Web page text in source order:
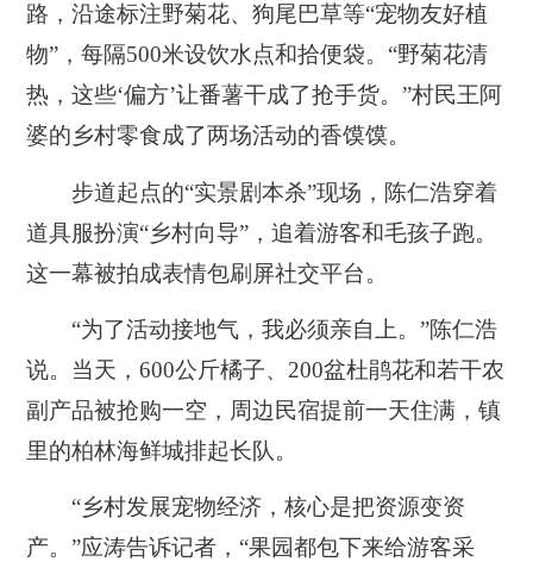
路，沿途标注野菊花、狗尾巴草等“宠物友好植
物”，每隔500米设饮水点和拾便袋。“野菊花清
热，这些‘偏方’让番薯干成了抢手货。”村民王阿
婆的乡村零食成了两场活动的香馍馍。
步道起点的“实景剧本杀”现场，陈仁浩穿着
道具服扮演“乡村向导”，追着游客和毛孩子跑。
这一幕被拍成表情包刷屏社交平台。
“为了活动接地气，我必须亲自上。”陈仁浩
说。当天，600公斤橘子、200盆杜鹃花和若干农
副产品被抢购一空，周边民宿提前一天住满，镇
里的柏林海鲜城排起长队。
“乡村发展宠物经济，核心是把资源变资
产。”应涛告诉记者，“果园都包下来给游客采